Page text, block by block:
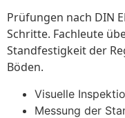
Prüfungen nach DIN
Schritte. Fachleute
Standfestigkeit der
Böden.
Visuelle
Messung der